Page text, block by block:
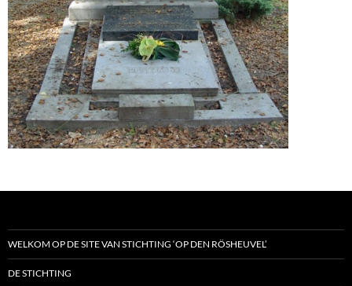
WELKOM OP DE SITE VAN STICHTING ‘OP DEN RÖSHEUVEL’
DE STICHTING